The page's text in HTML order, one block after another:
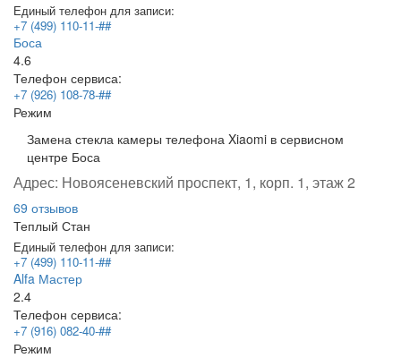
Единый телефон для записи:
+7 (499) 110-11-##
Боса
4.6
Телефон сервиса:
+7 (926) 108-78-##
Режим
Замена стекла камеры телефона Xiaomi в сервисном
центре Боса
Адрес: Новоясеневский проспект, 1, корп. 1, этаж 2
69 отзывов
Теплый Стан
Единый телефон для записи:
+7 (499) 110-11-##
Alfa Мастер
2.4
Телефон сервиса:
+7 (916) 082-40-##
Режим